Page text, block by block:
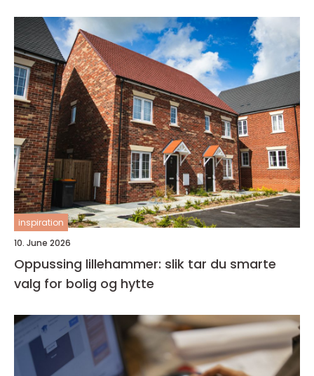
inspiration
10. June 2026
Oppussing lillehammer: slik tar du smarte
valg for bolig og hytte